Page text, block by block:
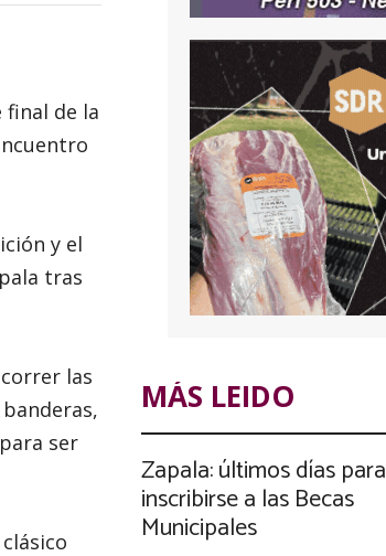
final de la
y el
tras
las
ser
MÁS LEIDO
Zapala: últimos días para
inscribirse a las Becas
Municipales